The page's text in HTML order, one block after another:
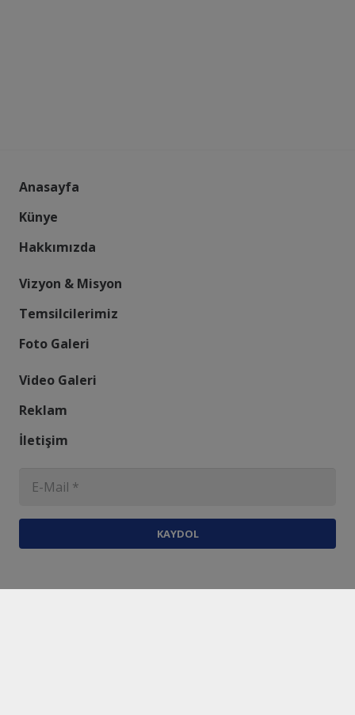
Anasayfa
Künye
Hakkımızda
Vizyon & Misyon
Temsilcilerimiz
Foto Galeri
Video Galeri
Reklam
İletişim
KAYDOL